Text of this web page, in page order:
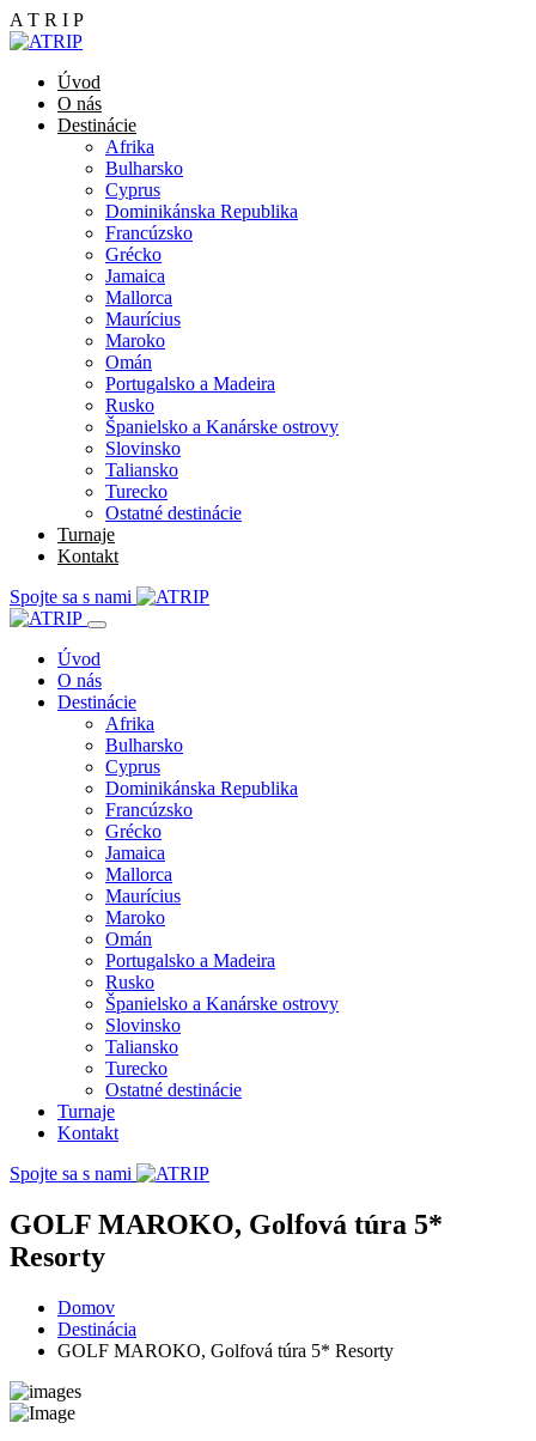
A T R I P
Úvod
O nás
Destinácie
Afrika
Bulharsko
Cyprus
Dominikánska Republika
Francúzsko
Grécko
Jamaica
Mallorca
Maurícius
Maroko
Omán
Portugalsko a Madeira
Rusko
Španielsko a Kanárske ostrovy
Slovinsko
Taliansko
Turecko
Ostatné destinácie
Turnaje
Kontakt
Spojte sa s nami
Úvod
O nás
Destinácie
Afrika
Bulharsko
Cyprus
Dominikánska Republika
Francúzsko
Grécko
Jamaica
Mallorca
Maurícius
Maroko
Omán
Portugalsko a Madeira
Rusko
Španielsko a Kanárske ostrovy
Slovinsko
Taliansko
Turecko
Ostatné destinácie
Turnaje
Kontakt
Spojte sa s nami
GOLF MAROKO, Golfová túra 5*
Resorty
Domov
Destinácia
GOLF MAROKO, Golfová túra 5* Resorty